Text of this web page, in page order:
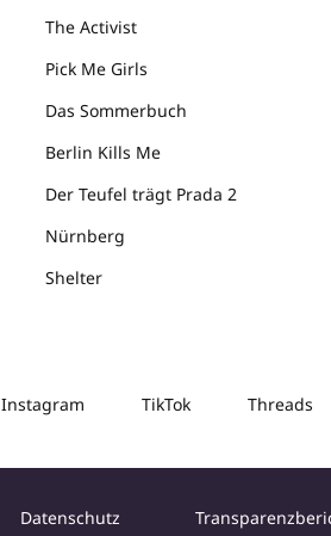
The Activist
Pick Me Girls
Das Sommerbuch
Berlin Kills Me
Der Teufel trägt Prada 2
Nürnberg
Shelter
Instagram TikTok Threads
Datenschutz